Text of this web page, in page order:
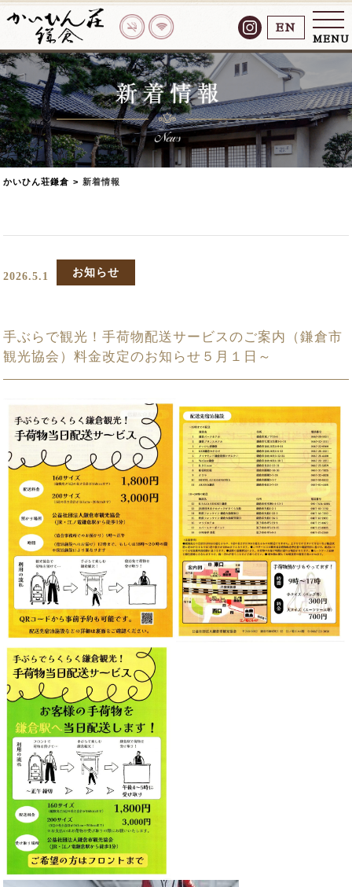
MENU
EN
かいひん荘鎌倉 > 新着情報
2026.5.1 お知らせ
手ぶらで観光！手荷物配送サービスのご案内（鎌倉市
観光協会）料金改定のお知らせ５月１日～